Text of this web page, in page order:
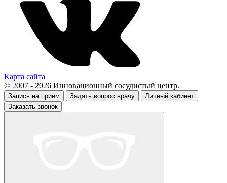
Карта сайта
© 2007 - 2026 Инновационный сосудистый центр.
Запись на прием Задать вопрос врачу
Личный кабинет
Заказать звонок